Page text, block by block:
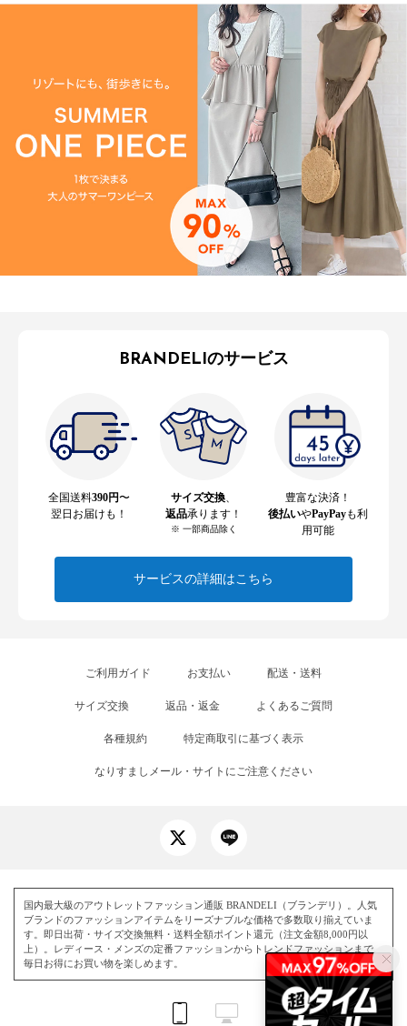
BRANDELIのサービス
全国送料390円〜
翌日お届けも！
サイズ交換
返品承ります！
※ 一部商品除く
豊富な決済！
後払いやPayPayも利
用可能
サービスの詳細はこちら
ご利用ガイド お支払い 配送・送料
サイズ交換 返品・返金 よくあるご質問
各種規約 特定商取引に基づく表示
なりすましメール・サイトにご注意ください
国内最大級のアウトレットファッション通販 BRANDELI（ブランデリ）。人気
ブランドのファッションアイテムをリーズナブルな価格で多数取り揃えていま
す。即日出荷・サイズ交換無料・送料全額ポイント還元（注文金額8,000円以
上）。レディース・メンズの定番ファッションからトレンドファッションまで、
毎日お得にお買い物を楽しめます。